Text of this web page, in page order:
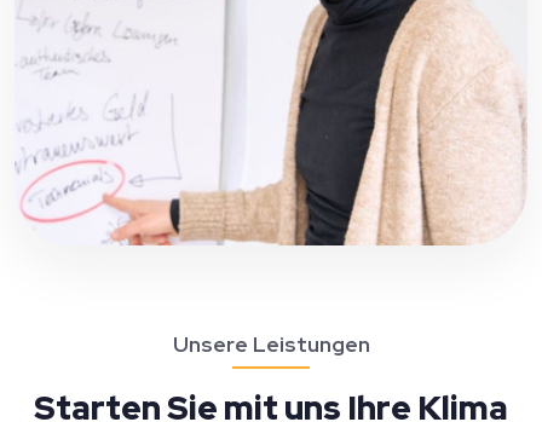
Unsere Leistungen
Starten Sie mit uns Ihre Klima